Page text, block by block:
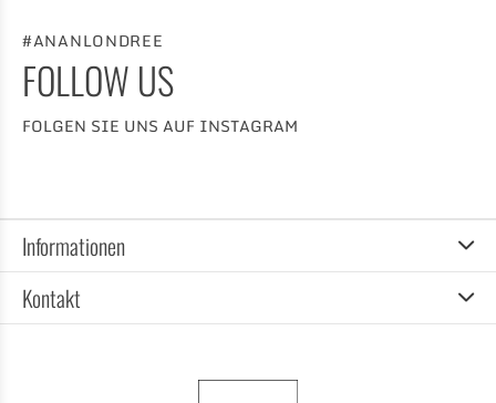
#ANANLONDREE
FOLLOW US
FOLGEN SIE UNS AUF INSTAGRAM
Informationen
Kontakt